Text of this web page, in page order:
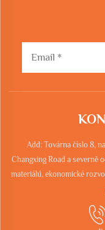
Add: Továrna číslo 8,
Changxing Road a severně
materiálů, ekonomické